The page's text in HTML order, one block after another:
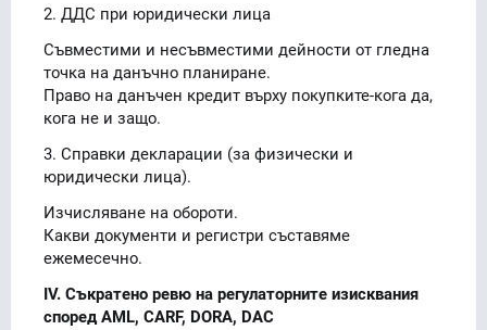
2. ДДС при юридически лица
Съвместими и несъвместими дейности от гледна
точка на данъчно планиране.
Право на данъчен кредит върху покупките-кога да,
кога не и защо.
3. Справки декларации (за физически и
юридически лица).
Изчисляване на обороти.
Какви документи и регистри съставяме
ежемесечно.
IV. Съкратено ревю на регулаторните изисквания
според AML, CARF, DORA, DAC